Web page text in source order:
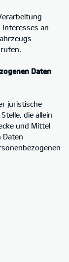
Interesses an
Daten
juristische
die allein
und Mittel
Daten